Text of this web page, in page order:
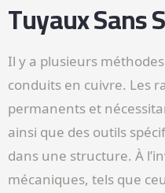
Tuyaux Sans
Il y a plusieurs
conduits en cuivre. Les
permanents et
ainsi que des outils
dans une structure. À
mécaniques, tels que